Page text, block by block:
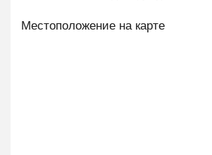
Местоположение на карте